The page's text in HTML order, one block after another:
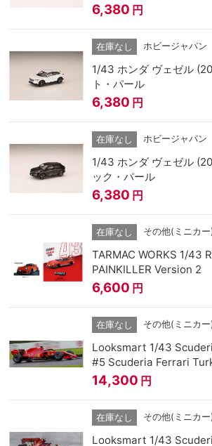
6,380 円
在庫なし ホビージャパン
1/43 ホンダ ヴェゼル
ト・パール
6,380 円
在庫なし ホビージャパン
1/43 ホンダ ヴェゼル
ック・パール
6,380 円
在庫なし その他(ミニカー
TARMAC WORKS 1/43
PAINKILLER Version 2
6,600 円
在庫なし その他(ミニカー
Looksmart 1/43
#5 Scuderia Ferrari
14,300 円
在庫なし その他(ミニカー
Looksmart 1/43